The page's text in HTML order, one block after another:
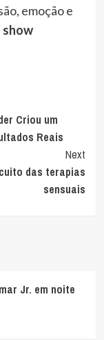
emoção e
show
Criou um
Reais
Next
das terapias
sensuais
Jr. em noite